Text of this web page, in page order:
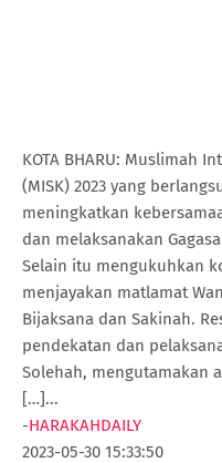
KOTA BHARU: Muslimah
(MISK) 2023 yang
meningkatkan
dan melaksanakan
Selain itu mengukuhkan
menjayakan matlamat
Bijaksana dan Sakinah.
pendekatan dan
Solehah, mengutamakan
[…]...
-HARAKAHDAILY
2023-05-30 15:33:50